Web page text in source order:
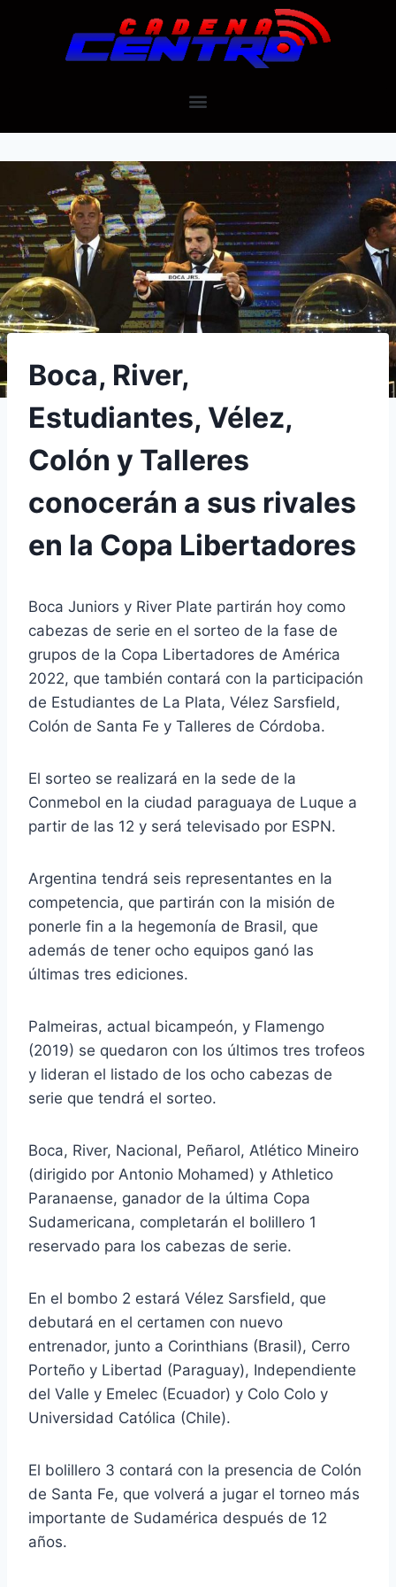
Boca, River,
Estudiantes, Vélez,
Colón y Talleres
conocerán a sus rivales
en la Copa Libertadores
Boca Juniors y River Plate partirán hoy como
cabezas de serie en el sorteo de la fase de
grupos de la Copa Libertadores de América
2022, que también contará con la participación
de Estudiantes de La Plata, Vélez Sarsfield,
Colón de Santa Fe y Talleres de Córdoba.
El sorteo se realizará en la sede de la
Conmebol en la ciudad paraguaya de Luque a
partir de las 12 y será televisado por ESPN.
Argentina tendrá seis representantes en la
competencia, que partirán con la misión de
ponerle fin a la hegemonía de Brasil, que
además de tener ocho equipos ganó las
últimas tres ediciones.
Palmeiras, actual bicampeón, y Flamengo
(2019) se quedaron con los últimos tres trofeos
y lideran el listado de los ocho cabezas de
serie que tendrá el sorteo.
Boca, River, Nacional, Peñarol, Atlético Mineiro
(dirigido por Antonio Mohamed) y Athletico
Paranaense, ganador de la última Copa
Sudamericana, completarán el bolillero 1
reservado para los cabezas de serie.
En el bombo 2 estará Vélez Sarsfield, que
debutará en el certamen con nuevo
entrenador, junto a Corinthians (Brasil), Cerro
Porteño y Libertad (Paraguay), Independiente
del Valle y Emelec (Ecuador) y Colo Colo y
Universidad Católica (Chile).
El bolillero 3 contará con la presencia de Colón
de Santa Fe, que volverá a jugar el torneo más
importante de Sudamérica después de 12
años.